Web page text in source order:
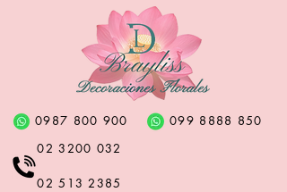
0987 800 900
02 3200 032
02 513 2385
099 8888 850